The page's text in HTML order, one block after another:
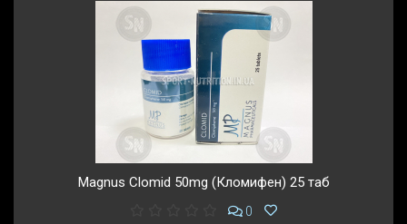
Magnus Clomid 50mg (Кломифен) 25 таб
0